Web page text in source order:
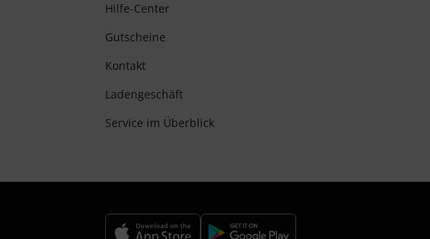
Hilfe-Center
Gutscheine
Kontakt
Ladengeschäft
Service im Überblick